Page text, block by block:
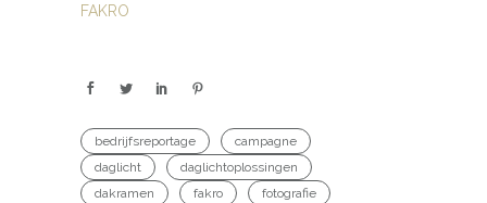
FAKRO
bedrijfsreportage
campagne
daglicht
daglichtoplossingen
dakramen
fakro
fotografie